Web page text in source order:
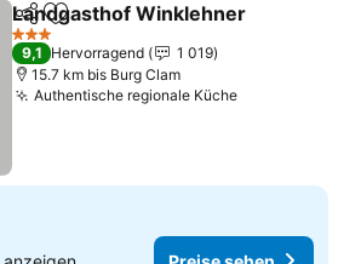
TeilenZu Favoriten hinzufügen
Landgasthof Winklehner
3 Sterne
9,1 Hervorragend
1 019
15.7 km bis Burg Clam
Authentische regionale Küche